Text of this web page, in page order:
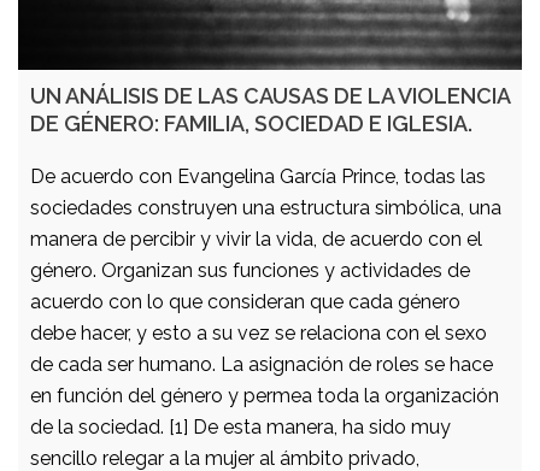
UN ANÁLISIS DE LAS CAUSAS DE LA VIOLENCIA
DE GÉNERO: FAMILIA, SOCIEDAD E IGLESIA.
De acuerdo con Evangelina García Prince, todas las
sociedades construyen una estructura simbólica, una
manera de percibir y vivir la vida, de acuerdo con el
género. Organizan sus funciones y actividades de
acuerdo con lo que consideran que cada género
debe hacer, y esto a su vez se relaciona con el sexo
de cada ser humano. La asignación de roles se hace
en función del género y permea toda la organización
de la sociedad. [1] De esta manera, ha sido muy
sencillo relegar a la mujer al ámbito privado,